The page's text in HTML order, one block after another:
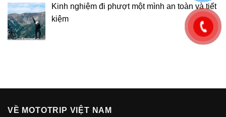
Kinh nghiệm đi phượt một mình an toàn và tiết
kiệm
VỀ MOTOTRIP VIỆT NAM